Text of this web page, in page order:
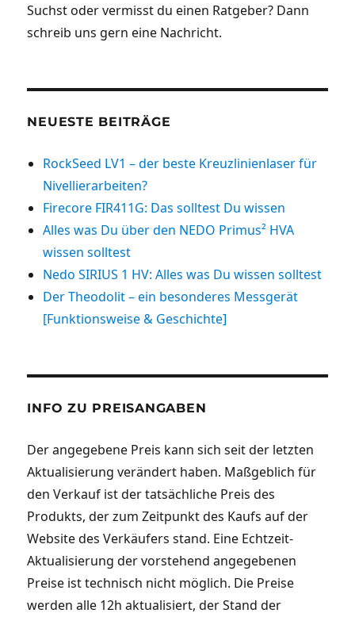
Suchst oder vermisst du einen Ratgeber? Dann
schreib uns gern eine Nachricht.
NEUESTE BEITRÄGE
RockSeed LV1 – der beste Kreuzlinienlaser für
Nivellierarbeiten?
Firecore FIR411G: Das solltest Du wissen
Alles was Du über den NEDO Primus² HVA
wissen solltest
Nedo SIRIUS 1 HV: Alles was Du wissen solltest
Der Theodolit – ein besonderes Messgerät
[Funktionsweise & Geschichte]
INFO ZU PREISANGABEN
Der angegebene Preis kann sich seit der letzten
Aktualisierung verändert haben. Maßgeblich für
den Verkauf ist der tatsächliche Preis des
Produkts, der zum Zeitpunkt des Kaufs auf der
Website des Verkäufers stand. Eine Echtzeit-
Aktualisierung der vorstehend angegebenen
Preise ist technisch nicht möglich. Die Preise
werden alle 12h aktualisiert, der Stand der